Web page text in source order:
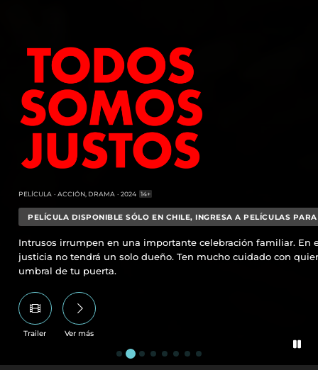
PELÍCULA ACCIÓN, DRAMA 2024 14+
PELÍCULA DISPONIBLE SÓLO EN CHILE, INGRESA A PELÍCULAS
Intrusos irrumpen en una importante celebración familiar. En
justicia no tendrá un solo dueño. Ten mucho cuidado con
umbral de tu puerta.
Trailer Ver más